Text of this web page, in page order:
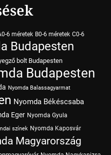
6 méretek B0-6 méretek C0-6
Budapesten
bolt Budapesten
Budapesten
Nyomda Balassagyarmat
Nyomda Békéscsaba
Eger Nyomda Gyula
színek Nyomda Kaposvár
Magyarország